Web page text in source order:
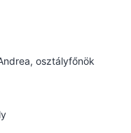
osztályfőnök